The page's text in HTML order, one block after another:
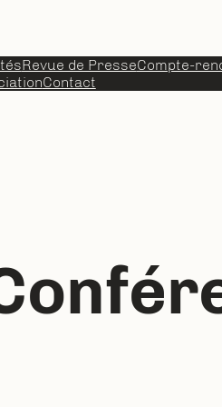
Revue de PresseCompte-
Contact